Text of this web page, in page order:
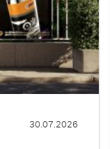
30.07.2026